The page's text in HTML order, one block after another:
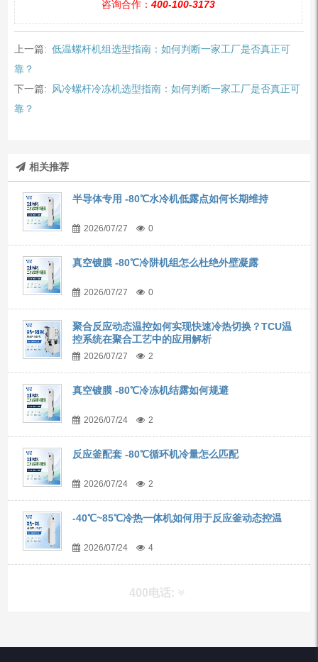
咨询合作： 400-100-3173
上一篇: 低温螺杆机组选型指南：如何判断一家工厂是否真正可
靠？
下一篇:
风冷螺杆冷冻机选型指南：如何判断一家工厂是否真正可
靠？
相关推荐
半导体专用 -80℃水冷机低露点如何长期维持
2026/07/27 0
真空镀膜 -80℃冷阱机组怎么杜绝外壁凝露
2026/07/27 0
聚合反应动态温控如何实现快速冷热切换？TCU温
控系统在聚合工艺中的应用解析
2026/07/27 2
真空镀膜 -80℃冷冻机结露如何规避
2026/07/24 2
反应釜配套 -80℃循环机冷量怎么匹配
2026/07/24 2
-40℃~85℃冷热一体机如何用于反应釜动态控温
2026/07/24 4
400电话:
产品分类